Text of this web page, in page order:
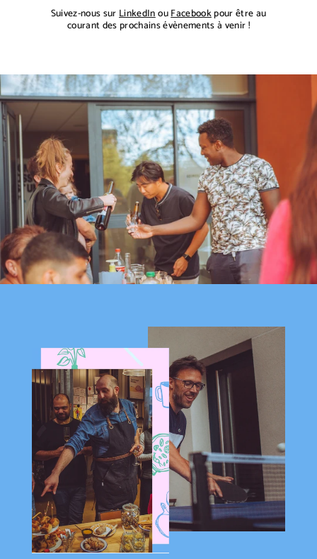
Suivez-nous surLinkedInouFacebookpour être au
courant des prochains évènements à venir !